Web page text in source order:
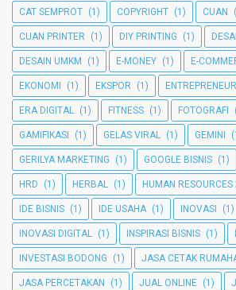
CAT SEMPROT (1) COPYRIGHT (1) CUAN
CUAN PRINTER (1) DIY PRINTING (1)
DESAIN UMKM (1) E-MONEY (1) E-
EKONOMI (1) EKSPOR (1)
ERA DIGITAL (1) FITNESS (1) FOTOGRAFI
GAMIFIKASI (1) GELAS VIRAL (1) GEMINI
GERILYA MARKETING (1) GOOGLE BISNIS (1)
HRD (1) HERBAL (1) HUMAN RESOURCES
IDE BISNIS (1) IDE USAHA (1) INOVASI (1)
INOVASI DIGITAL (1) INSPIRASI BISNIS (1)
INVESTASI BODONG (1) JASA CETAK
JASA PERCETAKAN (1) JUAL ONLINE (1)